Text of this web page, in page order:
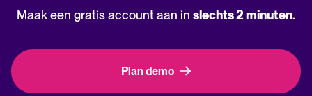
Maak een gratis account aan in slechts 2 minuten.
Plan demo